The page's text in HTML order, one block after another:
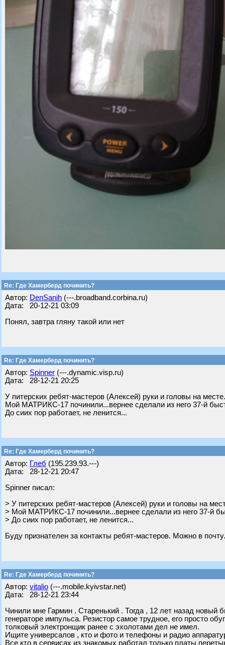
Re: Где Хамерберд починить?
Автор: DenSanih (---.broadband.corbina.ru)
Дата: 20-12-21 03:09
Понял, завтра гляну такой или нет
Re: Где Хамерберд починить?
Автор: Spinner (---.dynamic.visp.ru)
Дата: 28-12-21 20:25
У питерских ребят-мастеров (Алексей) руки и головы на
Мой МАТРИКС-17 починили...вернее сделали из него 37-й
До сиих пор работает, не ленится...
Re: Где Хамерберд починить?
Автор: Глеб (195.239.93.---)
Дата: 28-12-21 20:47
Spinner писал:
> У питерских ребят-мастеров (Алексей) руки и головы на
> Мой МАТРИКС-17 починили...вернее сделали из него 37-й
> До сиих пор работает, не ленится...
Буду признателен за контакты ребят-мастеров. Можно в почту.
Re: Где Хамерберд починить?
Автор: vitalio (---.mobile.kyivstar.net)
Дата: 28-12-21 23:44
Чинили мне Гармин . Старенький . Тогда , 12 лет назад новый
генераторе импульса. Резистор самое трудное, его просто
толковый электронщик ранее с эхолотами дел не имел.
Ищите универсалов , кто и фото и телефоны и радио
Все кто в сервисах из знакомых работал только платы